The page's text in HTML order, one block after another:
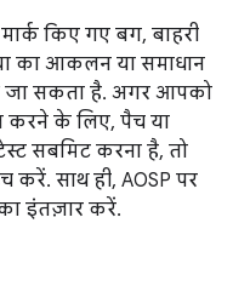
किए गए बग, बाहरी
का आकलन या समाधान
जा सकता है. अगर आपको
करने के लिए, पैच या
सबमिट करना है, तो
करें. साथ ही, AOSP पर
इंतज़ार करें.